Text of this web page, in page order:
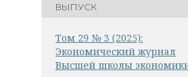
ВЫПУСК
Том 29 № 3 (2025):
Экономический журнал
Высшей школы